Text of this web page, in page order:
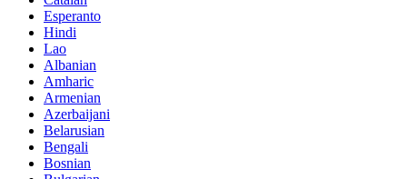
Esperanto
Hindi
Lao
Albanian
Amharic
Armenian
Azerbaijani
Belarusian
Bengali
Bosnian